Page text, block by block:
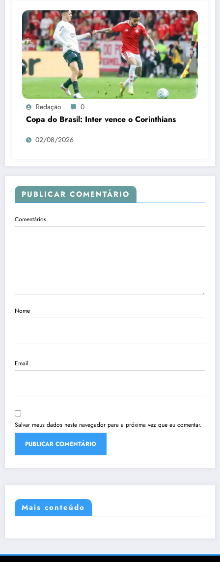
Redação 0
Copa do Brasil: Inter vence o Corinthians
02/08/2026
PUBLICAR COMENTÁRIO
Comentários
Nome
Email
Salvar meus dados neste navegador para a próxima vez que eu comentar.
Mais conteúdo